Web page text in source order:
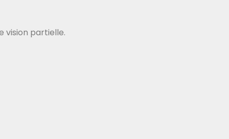
vision partielle.